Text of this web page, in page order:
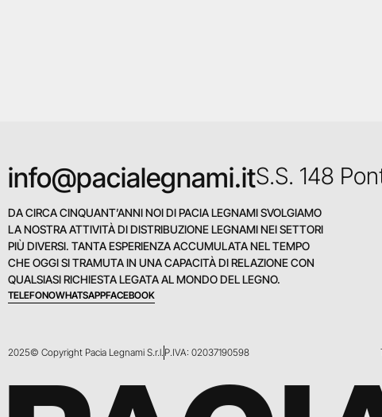
info@pacialegnami.itS.S. 148
DA CIRCA CINQUANT’ANNI NOI DI PACIA LEGNAMI SVOLGIAMO
LA NOSTRA ATTIVITÀ DI DISTRIBUZIONE LEGNAMI NEI SETTORI
PIÙ DIVERSI. TANTA ESPERIENZA ACCUMULATA NEL TEMPO
CHE OGGI SI TRAMUTA IN UNA CAPACITÀ DI RELAZIONE CON
QUALSIASI RICHIESTA LEGATA AL MONDO DEL LEGNO.
TELEFONOWHATSAPPFACEBOOK
2025© Copyright Pacia Legnami S.r.l. P.IVA: 02037190598